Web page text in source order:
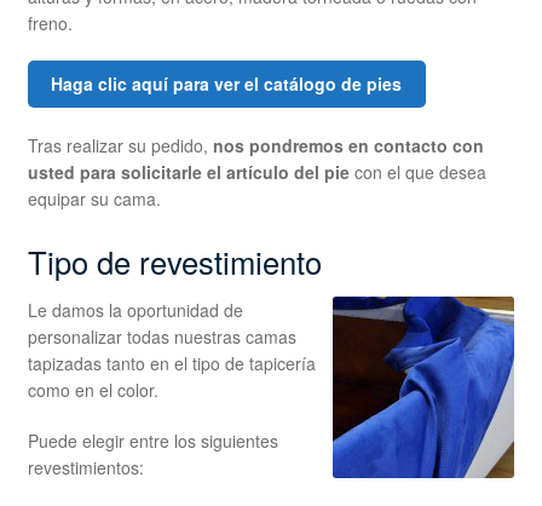
freno.
Haga clic aquí para ver el catálogo de pies
Tras realizar su pedido, nos pondremos en contacto con
usted para solicitarle el artículo del piecon el que desea
equipar su cama.
Tipo de revestimiento
Le damos la oportunidad de
personalizar todas nuestras camas
tapizadas tanto en el tipo de tapicería
como en el color.
Puede elegir entre los siguientes
revestimientos: